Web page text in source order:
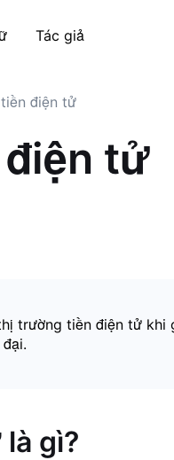
Tác giả
điện tử
tử
trường tiền điện tử khi
gì?